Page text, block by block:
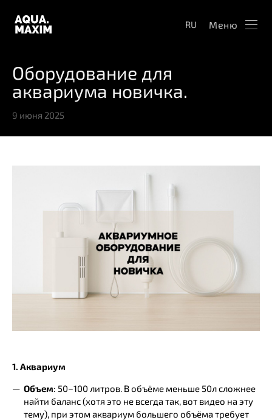
RU Меню
Оборудование для
аквариума новичка.
9 июня 2025
1. Аквариум
Объем: 50–100 литров. В объёме меньше 50л сложнее
найти баланс (хотя это не всегда так, вот видео на эту
тему), при этом аквариум большего объёма требует